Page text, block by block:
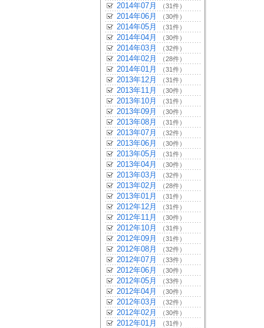
2014年07月 （31件）
2014年06月 （30件）
2014年05月 （31件）
2014年04月 （30件）
2014年03月 （32件）
2014年02月 （28件）
2014年01月 （31件）
2013年12月 （31件）
2013年11月 （30件）
2013年10月 （31件）
2013年09月 （30件）
2013年08月 （31件）
2013年07月 （32件）
2013年06月 （30件）
2013年05月 （31件）
2013年04月 （30件）
2013年03月 （32件）
2013年02月 （28件）
2013年01月 （31件）
2012年12月 （31件）
2012年11月 （30件）
2012年10月 （31件）
2012年09月 （31件）
2012年08月 （32件）
2012年07月 （33件）
2012年06月 （30件）
2012年05月 （33件）
2012年04月 （30件）
2012年03月 （32件）
2012年02月 （30件）
2012年01月 （31件）